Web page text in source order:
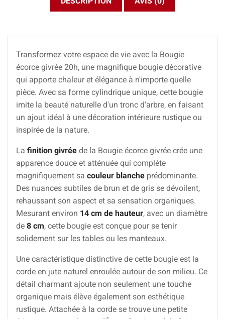
Transformez votre espace de vie avec la Bougie
écorce givrée 20h, une magnifique bougie décorative
qui apporte chaleur et élégance à n'importe quelle
pièce. Avec sa forme cylindrique unique, cette bougie
imite la beauté naturelle d'un tronc d'arbre, en faisant
un ajout idéal à une décoration intérieure rustique ou
inspirée de la nature.
La finition givrée de la Bougie écorce givrée crée une
apparence douce et atténuée qui complète
magnifiquement sa couleur blanche prédominante.
Des nuances subtiles de brun et de gris se dévoilent,
rehaussant son aspect et sa sensation organiques.
Mesurant environ 14 cm de hauteur, avec un diamètre
de 8 cm, cette bougie est conçue pour se tenir
solidement sur les tables ou les manteaux.
Une caractéristique distinctive de cette bougie est la
corde en jute naturel enroulée autour de son milieu. Ce
détail charmant ajoute non seulement une touche
organique mais élève également son esthétique
rustique. Attachée à la corde se trouve une petite